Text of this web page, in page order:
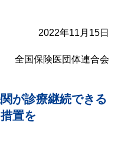
2022年11月15日
全国保険医団体連合会
が診療継続できる
置を